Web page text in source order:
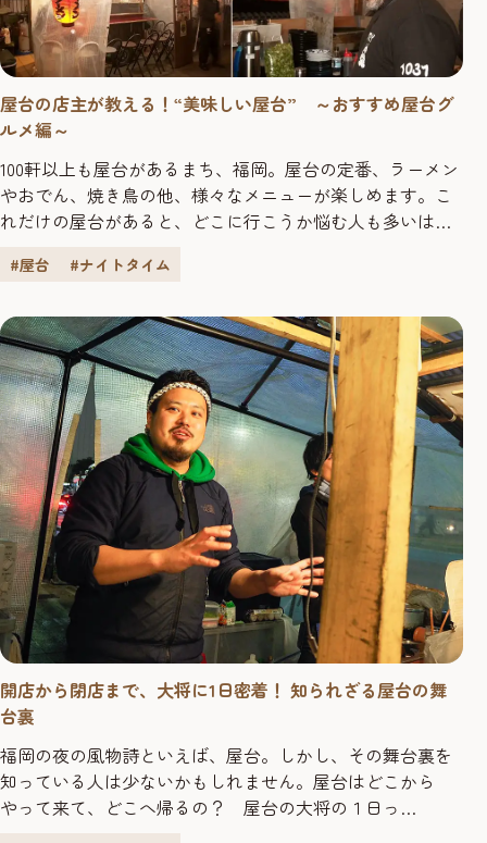
屋台の店主が教える！“美味しい屋台” ～おすすめ屋台グ
ルメ編～
100軒以上も屋台があるまち、福岡。屋台の定番、ラーメン
やおでん、焼き鳥の他、様々なメニューが楽しめます。こ
れだけの屋台があると、どこに行こうか悩む人も多いは
だけは食べておいて！」という、おすすめメニューを伺っ
太子の天ぷらに病みつき。 ・豪快に焼き上げる、本格！地
鶏の炭火焼き「KUR...
#屋台 #ナイトタイム
開店から閉店まで、大将に1日密着！ 知られざる屋台の舞
台裏
福岡の夜の風物詩といえば、屋台。しかし、その舞台裏を
知っている人は少ないかもしれません。屋台はどこから
やって来て、どこへ帰るの？ 屋台の大将の１日っ